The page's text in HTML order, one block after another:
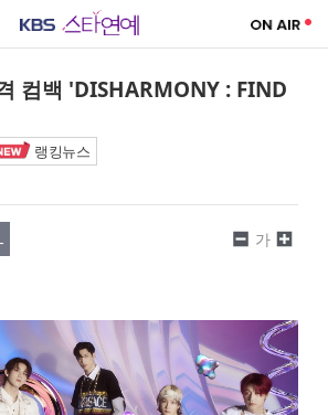
컴백 'DISHARMONY : FIND
랭킹뉴스
가